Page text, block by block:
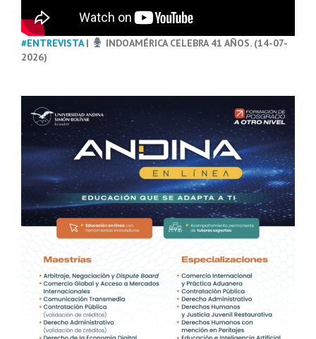
#ENTREVISTA|
INDOAMÉRICA CELEBRA 41 AÑOS. (14-07-
2026)